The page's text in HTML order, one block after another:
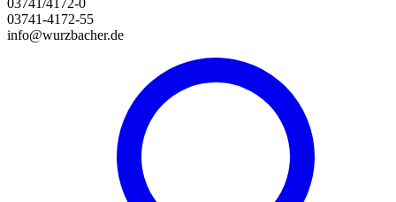
03741-4172-55
info@wurzbacher.de